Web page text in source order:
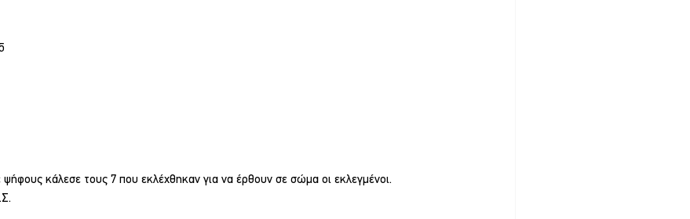
κάλεσε τους 7 που εκλέχθηκαν για να έρθουν σε σώμα οι εκλεγμένοι.